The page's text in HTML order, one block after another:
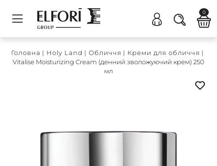
0
Головна | Holy Land | Обличчя | Креми для обличчя |
Vitalise Moisturizing Cream (денний зволожуючий крем) 250
мл